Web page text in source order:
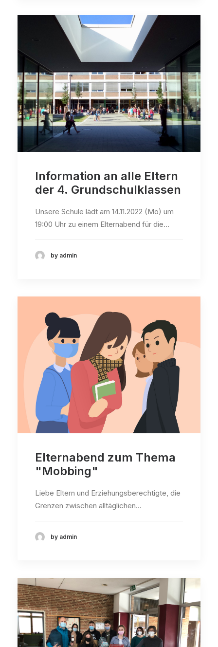
Information an alle Eltern
der 4. Grundschulklassen
Unsere Schule lädt am 14.11.2022 (Mo) um
19:00 Uhr zu einem Elternabend für die…
by admin
Elternabend zum Thema
"Mobbing"
Liebe Eltern und Erziehungsberechtigte, die
Grenzen zwischen alltäglichen…
by admin